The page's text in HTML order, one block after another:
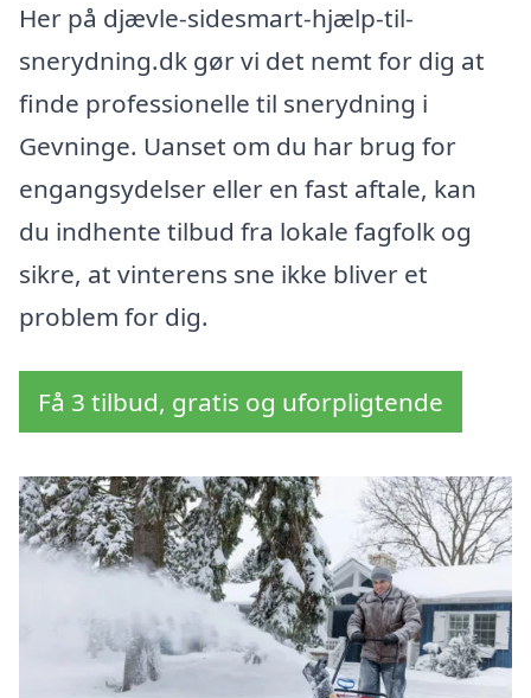
Her på djævle-sidesmart-hjælp-til-
snerydning.dk gør vi det nemt for dig at
finde professionelle til snerydning i
Gevninge. Uanset om du har brug for
engangsydelser eller en fast aftale, kan
du indhente tilbud fra lokale fagfolk og
sikre, at vinterens sne ikke bliver et
problem for dig.
Få 3 tilbud, gratis og uforpligtende